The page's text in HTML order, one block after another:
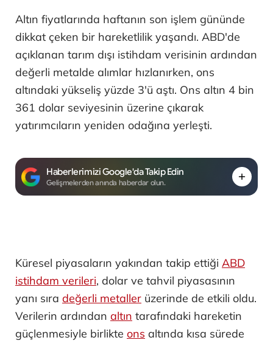
Altın fiyatlarında haftanın son işlem gününde
dikkat çeken bir hareketlilik yaşandı. ABD'de
açıklanan tarım dışı istihdam verisinin ardından
değerli metalde alımlar hızlanırken, ons
altındaki yükseliş yüzde 3'ü aştı. Ons altın 4 bin
361 dolar seviyesinin üzerine çıkarak
yatırımcıların yeniden odağına yerleşti.
Haberlerimizi Google'da Takip Edin
Gelişmelerden anında haberdar olun.
Küresel piyasaların yakından takip ettiği ABD
istihdam verileri, dolar ve tahvil piyasasının
yanı sıra değerli metaller üzerinde de etkili oldu.
Verilerin ardından altın tarafındaki hareketin
güçlenmesiyle birlikte ons altında kısa sürede